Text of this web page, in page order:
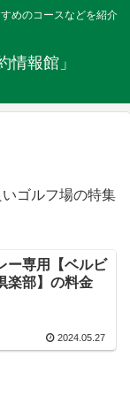
めのコースなどを紹介
情報館」
ゴルフ場の特集
ー専用【ベルビ
楽部】の料金
2024.05.27